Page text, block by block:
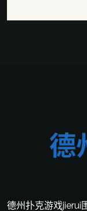
德州扑克游戏jierui